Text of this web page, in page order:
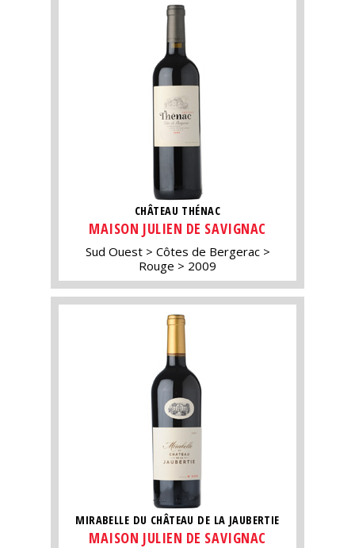
CHÂTEAU THÉNAC
MAISON JULIEN DE SAVIGNAC
Sud Ouest
Côtes de Bergerac
Rouge
2009
MIRABELLE DU CHÂTEAU DE LA JAUBERTIE
MAISON JULIEN DE SAVIGNAC